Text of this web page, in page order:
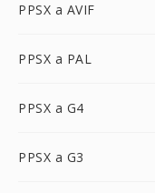
PPSX a AVIF
PPSX a PAL
PPSX a G4
PPSX a G3